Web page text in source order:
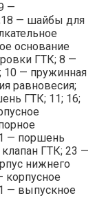
—
— шайбы для
основание
ГТК; 8 —
10 — пружинная
равновесия;
ГТК; 11; 16;
— поршень
ГТК; 23 —
нижнего
корпусное
— выпускное